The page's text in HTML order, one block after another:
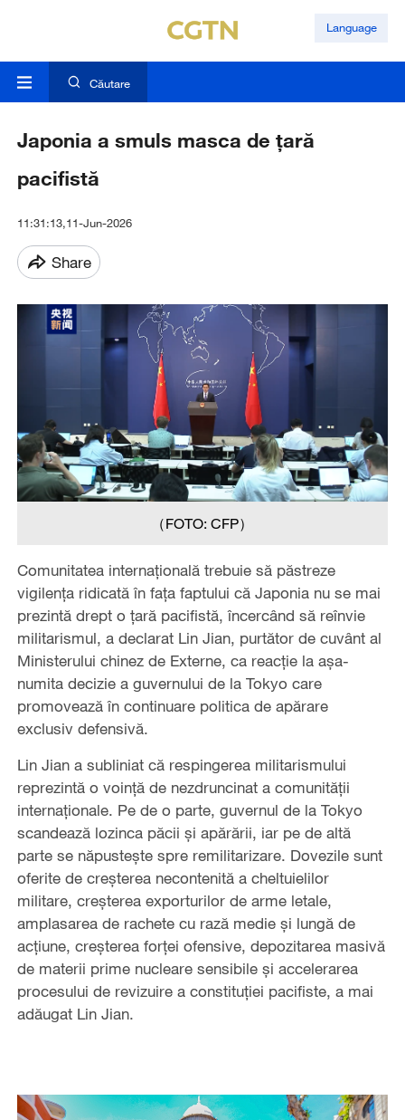
Language
Căutare
Japonia a smuls masca de țară
pacifistă
11:31:13,11-Jun-2026
Share
（FOTO: CFP）
Comunitatea internațională trebuie să păstreze
vigilența ridicată în fața faptului că Japonia nu se mai
prezintă drept o țară pacifistă, încercând să reînvie
militarismul, a declarat Lin Jian, purtător de cuvânt al
Ministerului chinez de Externe, ca reacție la așa-
numita decizie a guvernului de la Tokyo care
promovează în continuare politica de apărare
exclusiv defensivă.
Lin Jian a subliniat că respingerea militarismului
reprezintă o voință de nezdruncinat a comunității
internaționale. Pe de o parte, guvernul de la Tokyo
scandează lozinca păcii și apărării, iar pe de altă
parte se năpustește spre remilitarizare. Dovezile sunt
oferite de creșterea necontenită a cheltuielilor
militare, creșterea exporturilor de arme letale,
amplasarea de rachete cu rază medie și lungă de
acțiune, creșterea forței ofensive, depozitarea masivă
de materii prime nucleare sensibile și accelerarea
procesului de revizuire a constituției pacifiste, a mai
adăugat Lin Jian.